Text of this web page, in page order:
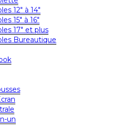
12″ à 14″
15″ à 16″
17″ et plus
Bureautique
un